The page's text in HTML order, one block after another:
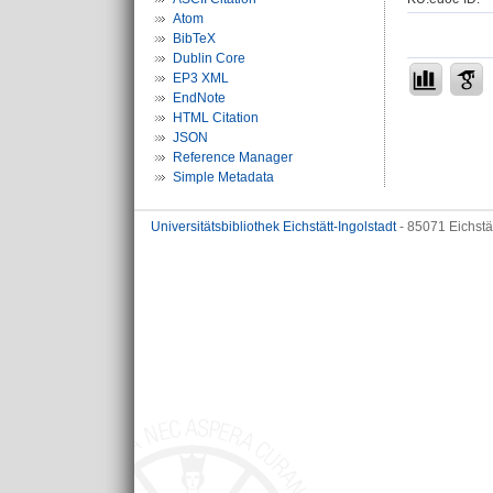
Atom
BibTeX
Dublin Core
EP3 XML
EndNote
HTML Citation
JSON
Reference Manager
Simple Metadata
Universitätsbibliothek Eichstätt-Ingolstadt- 85071